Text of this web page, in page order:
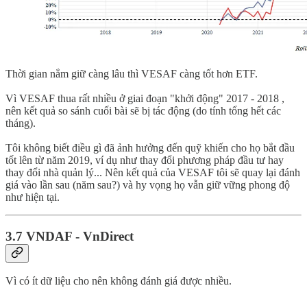
Thời gian nắm giữ càng lâu thì VESAF càng tốt hơn ETF.
Vì VESAF thua rất nhiều ở giai đoạn "khởi động" 2017 - 2018 ,
nên kết quả so sánh cuối bài sẽ bị tác động (do tính tổng hết các
tháng).
Tôi không biết điều gì đã ảnh hưởng đến quỹ khiến cho họ bắt đầu
tốt lên từ năm 2019, ví dụ như thay đổi phương pháp đầu tư hay
thay đổi nhà quản lý... Nên kết quả của VESAF tôi sẽ quay lại đánh
giá vào lần sau (năm sau?) và hy vọng họ vẫn giữ vững phong độ
như hiện tại.
3.7 VNDAF - VnDirect
Vì có ít dữ liệu cho nên không đánh giá được nhiều.